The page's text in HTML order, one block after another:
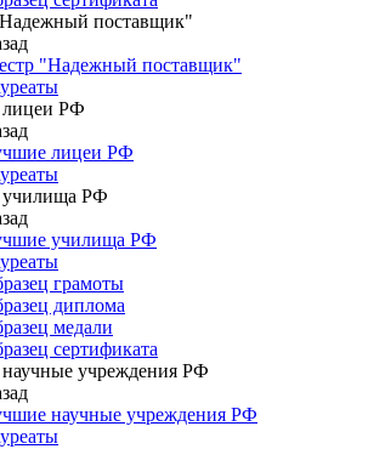
поставщик"
"Надежный поставщик"
РФ
лицеи РФ
РФ
училища РФ
грамоты
диплома
медали
сертификата
учреждения РФ
научные учреждения РФ